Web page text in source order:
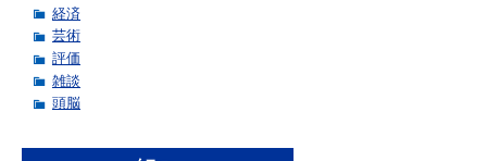
経済
芸術
評価
雑談
頭脳